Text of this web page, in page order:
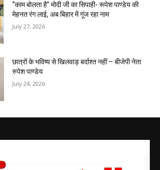
“काम बोलता है” मोदी जी का सिपाही- रूपेश पाण्डेय की
मेहनत रंग लाई, अब बिहार में गूंज रहा नाम
July 27, 2026
छात्रों के भविष्य से खिलवाड़ बर्दाश्त नहीं – बीजेपी नेता
रुपेश पाण्डेय
July 24, 2026